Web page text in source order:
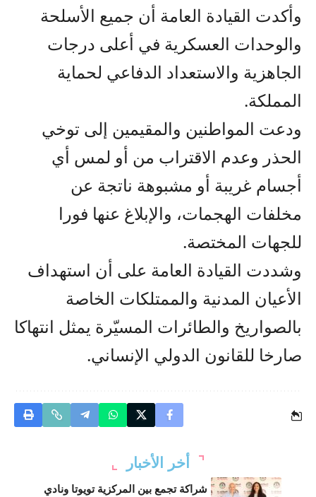
وأكدت القيادة العامة أن جميع الأسلحة
والوحدات العسكرية في أعلى درجات
الجاهزية والاستعداد الدفاعي لحماية
المملكة.
ودعت المواطنين والمقيمين إلى توخي
الحذر وعدم الاقتراب من أو لمس أي
أجسام غريبة أو مشبوهة ناتجة عن
مخلفات الهجمات، والإبلاغ عنها فورا
للجهات المختصة.
وشددت القيادة العامة على أن استهداف
الأعيان المدنية والممتلكات الخاصة
بالصواريخ والطائرات المسيّرة يمثل انتهاكا
صارخا للقانون الدولي الإنساني.
أخر الأخبار
شراكة تجمع بين المركزية تويوتا ونادي